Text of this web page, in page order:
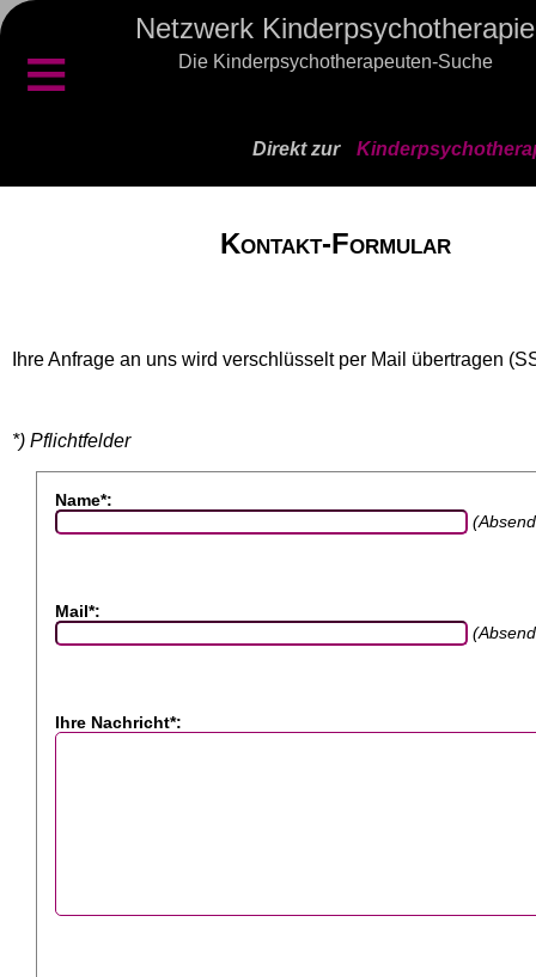
Netzwerk Kinderpsychotherapie
Die Kinderpsychotherapeuten-Suche
≡
Direkt zur
Kontakt-Formular
Ihre Anfrage an uns wird verschlüsselt per Mail übertragen
*) Pflichtfelder
Name*:
Mail*:
Ihre Nachricht*: